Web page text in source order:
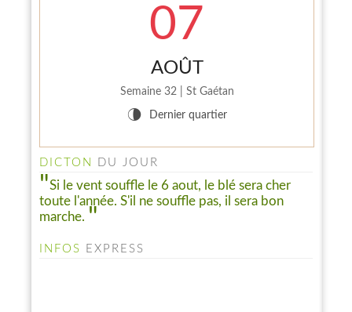
07
AOÛT
Semaine 32 | St Gaétan
U Dernier quartier
DICTON DU JOUR
Si le vent souffle le 6 aout, le blé sera cher
toute l'année. S'il ne souffle pas, il sera bon
marche.
INFOS EXPRESS
Le PELINFO N° 109 du 1 juillet 2026 vient de sortir : A